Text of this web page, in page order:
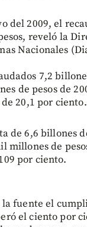
del 2009, el
reveló la
Nacionales
7,2
de pesos de
20,1 por ciento.
de 6,6 billones
millones de
por ciento.
la fuente el
el ciento por